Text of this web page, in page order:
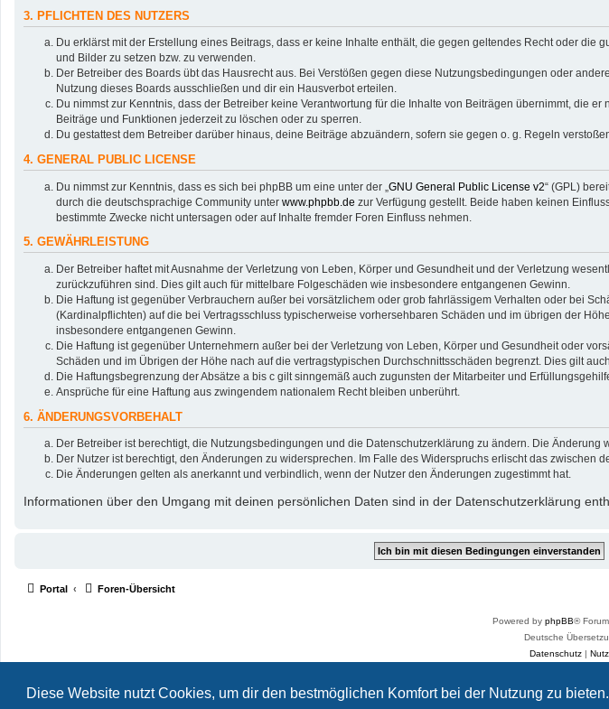
Diese Website nutzt Cookies, um dir den bestmöglichen Komfort bei der Nutzung zu bieten.
3. PFLICHTEN DES NUTZERS
Du erklärst mit der Erstellung eines Beitrags, dass er keine Inhalte enthält, die gegen geltendes Recht oder
und Bilder zu setzen bzw. zu verwenden.
Der Betreiber des Boards übt das Hausrecht aus. Bei Verstößen gegen diese Nutzungsbedingungen oder
Nutzung dieses Boards ausschließen und dir ein Hausverbot erteilen.
Du nimmst zur Kenntnis, dass der Betreiber keine Verantwortung für die Inhalte von Beiträgen übernimmt, die
Beiträge und Funktionen jederzeit zu löschen oder zu sperren.
Du gestattest dem Betreiber darüber hinaus, deine Beiträge abzuändern, sofern sie gegen o. g. Regeln
4. GENERAL PUBLIC LICENSE
Du nimmst zur Kenntnis, dass es sich bei phpBB um eine unter der „ GNU General Public License v2“ (GPL)
durch die deutschsprachige Community unter www.phpbb.de zur Verfügung gestellt. Beide haben keinen
bestimmte Zwecke nicht untersagen oder auf Inhalte fremder Foren Einfluss nehmen.
5. GEWÄHRLEISTUNG
Der Betreiber haftet mit Ausnahme der Verletzung von Leben, Körper und Gesundheit und der Verletzung
zurückzuführen sind. Dies gilt auch für mittelbare Folgeschäden wie insbesondere entgangenen Gewinn.
Die Haftung ist gegenüber Verbrauchern außer bei vorsätzlichem oder grob fahrlässigem Verhalten oder bei
(Kardinalpflichten) auf die bei Vertragsschluss typischerweise vorhersehbaren Schäden und im übrigen der
insbesondere entgangenen Gewinn.
Die Haftung ist gegenüber Unternehmern außer bei der Verletzung von Leben, Körper und Gesundheit oder
Schäden und im Übrigen der Höhe nach auf die vertragstypischen Durchschnittsschäden begrenzt. Dies gilt
Die Haftungsbegrenzung der Absätze a bis c gilt sinngemäß auch zugunsten der Mitarbeiter und
Ansprüche für eine Haftung aus zwingendem nationalem Recht bleiben unberührt.
6. ÄNDERUNGSVORBEHALT
Der Betreiber ist berechtigt, die Nutzungsbedingungen und die Datenschutzerklärung zu ändern. Die Änderung
Der Nutzer ist berechtigt, den Änderungen zu widersprechen. Im Falle des Widerspruchs erlischt das zwischen
Die Änderungen gelten als anerkannt und verbindlich, wenn der Nutzer den Änderungen zugestimmt hat.
Informationen über den Umgang mit deinen persönlichen Daten sind in der Datenschutzerklärung
Portal Foren-Übersicht
Powered by phpBB®
Deutsche
Datenschutz|
Customized